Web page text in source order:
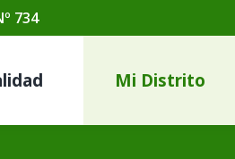
734
Mi Distrito